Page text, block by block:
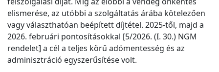
elismerése, az utóbbi a szolgáltatás árába kötelezően
vagy választhatóan beépített díjtétel. 2025-től, majd a
2026. februári pontosításokkal [5/2026. (I. 30.) NGM
rendelet] a cél a teljes körű adómentesség és az
adminisztráció egyszerűsítése volt.